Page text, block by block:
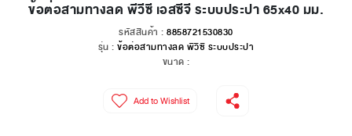
ข้อต่อสามทางลด พีวีซี เอสซีจี ระบบประปา 65x40 มม.
รหัสสินค้า : 8858721530830
รุ่น : ข้อต่อสามทางลด พีวีซี ระบบประปา
ขนาด :
Add to Wishlist